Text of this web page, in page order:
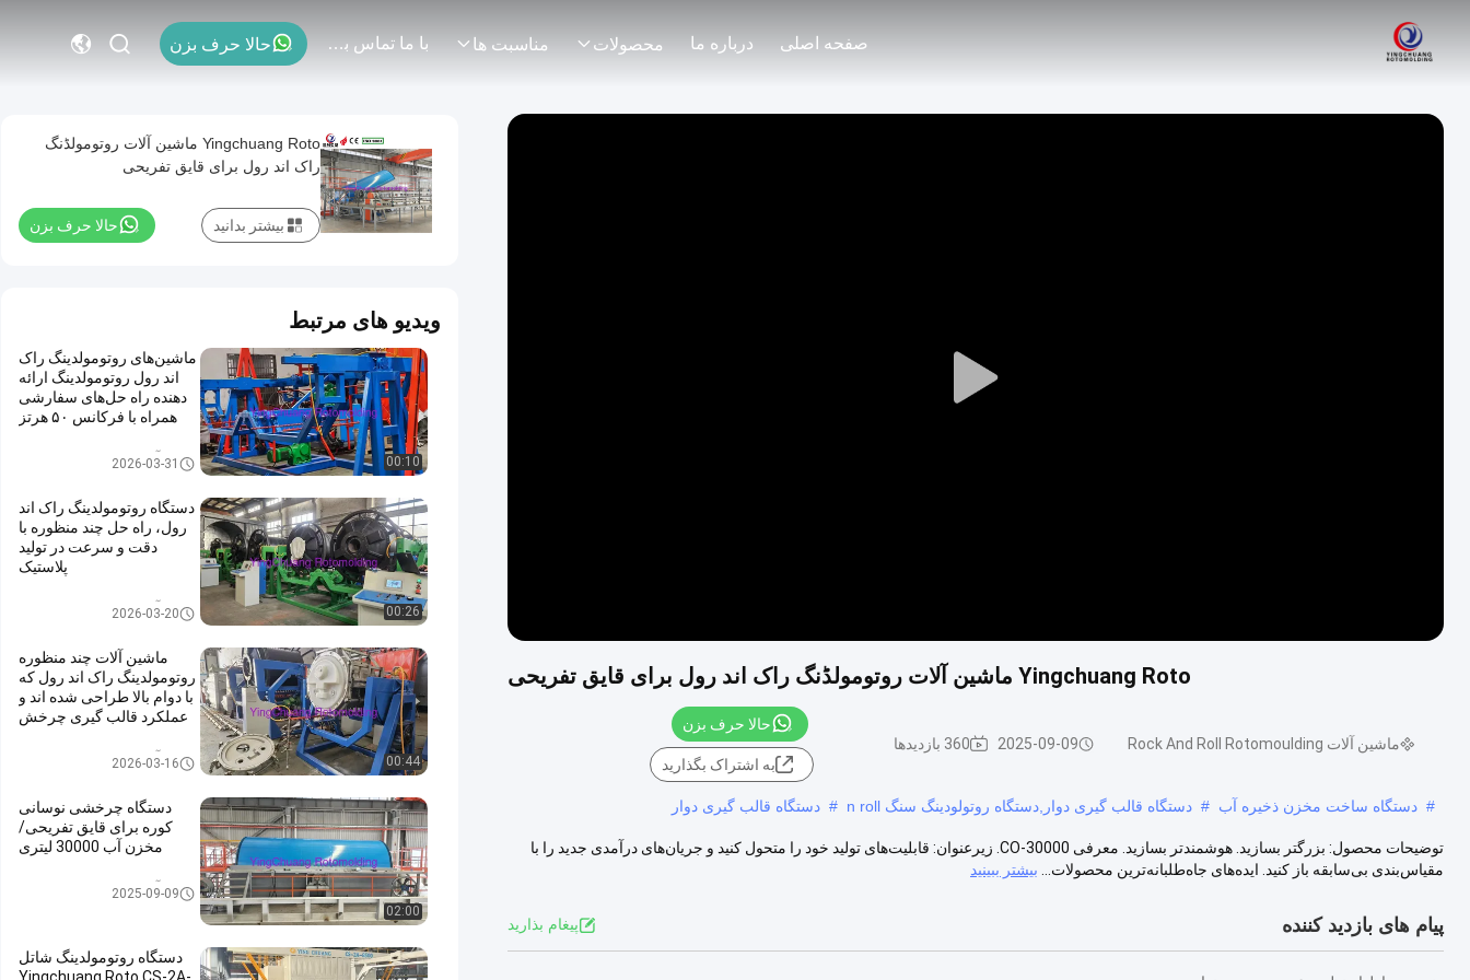
صفحه اصلی درباره ما محصولات مناسبت ها با ما تماس بگیرید حالا حرف بزن
Play
Yingchuang Roto ماشین آلات روتومولڈنگ راک اند رول برای قایق تفریحی
ماشین آلات Rock And Roll Rotomoulding 2025-09-09 360 بازدیدها
حالا حرف بزن
به اشتراک بگذارید
# دستگاه ساخت مخزن ذخیره آب # دستگاه قالب گیری دوار,دستگاه روتولودینگ سنگ n roll # دستگاه قالب گیری دوار
توضیحات محصول: بزرگتر بسازید. هوشمندتر بسازید. معرفی CO-30000. زیرعنوان: قابلیت‌های تولید خود را متحول کنید و جریان‌های درآمدی جدید را با
مقیاس‌بندی بی‌سابقه باز کنید. ایده‌های جاه‌طلبانه‌ترین محصولات...
بیشتر ببینید
پیام های بازدید کننده پيغام بذاريد
Yingchuang Roto ماشین آلات روتومولڈنگ
راک اند رول برای قایق تفریحی
حالا حرف بزن بیشتر بدانید
ویدیو های مرتبط
00:10
ماشین‌های روتومولدینگ راک
اند رول روتومولدینگ ارائه
دهنده راه حل‌های سفارشی
همراه با فرکانس ۵۰ هرتز
ماشین آلات Rock And Roll Roto2026-03-31
00:26
دستگاه روتومولدینگ راک اند
رول، راه حل چند منظوره با
دقت و سرعت در تولید
پلاستیک
ماشین آلات Rock And Roll Roto2026-03-20
00:44
ماشین آلات چند منظوره
روتومولدینگ راک اند رول که
با دوام بالا طراحی شده اند و
عملکرد قالب گیری چرخش
ماشین آلات Rock And Roll Roto2026-03-16
02:00
دستگاه چرخشی نوسانی
کوره برای قایق تفریحی/
مخزن آب 30000 لیتری
ماشین آلات Rock And Roll Roto2025-09-09
دستگاه روتومولدینگ شاتل